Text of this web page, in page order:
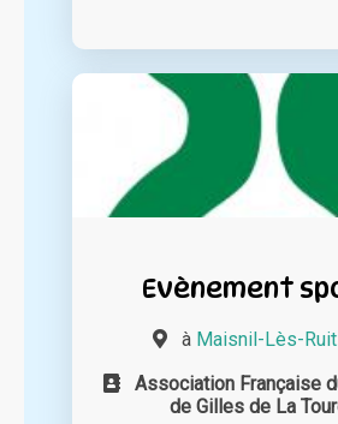
Evènement
à Maisnil-Lès-
Association Française
de Gilles de La